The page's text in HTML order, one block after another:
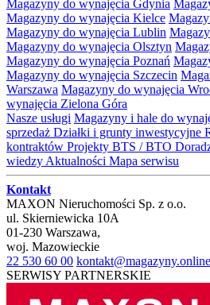
Magazyny do wynajęcia Gdynia
Magazyny do wynajęcia Kielce
Magazyny do wynajęcia Lublin
Magazyny do wynajęcia Olsztyn
Magazyny do wynajęcia Poznań
Magazyny do wynajęcia Szczecin
Warszawa Magazyny do wynajęcia
wynajęcia Zielona Góra
Nasze usługi Magazyny i hale do
sprzedaż Działki i grunty inwestycyjne
kontraktów Projekty BTS / BTO
wiedzy Aktualności Mapa serwisu
Kontakt
MAXON Nieruchomości Sp. z o.o.
ul. Skierniewicka 10A
01-230 Warszawa,
woj. Mazowieckie
22 530 60 00 kontakt@magazyny.online
SERWISY PARTNERSKIE